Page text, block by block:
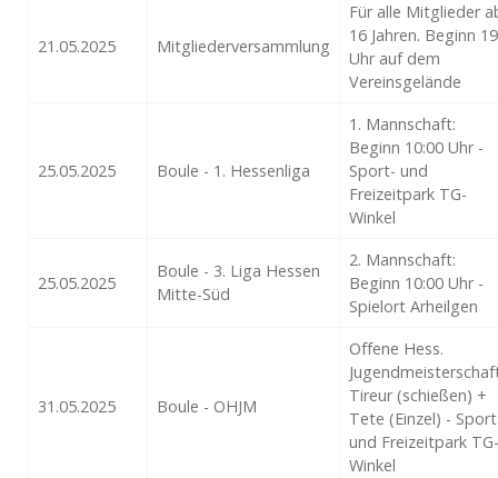
21.05.2025 Mitgliederversammlung
Für alle Mitglieder
16 Jahren. Beginn 19
Uhr auf dem
Vereinsgelände
25.05.2025 Boule - 1. Hessenliga
1. Mannschaft:
Beginn 10:00 Uhr -
Sport- und
Freizeitpark TG-
Winkel
25.05.2025
Boule - 3. Liga Hessen
Mitte-Süd
2. Mannschaft:
Beginn 10:00 Uhr -
Spielort Arheilgen
31.05.2025 Boule - OHJM
Offene Hess.
Tireur (schießen) +
Tete (Einzel) -
und Freizeitpark TG-
Winkel